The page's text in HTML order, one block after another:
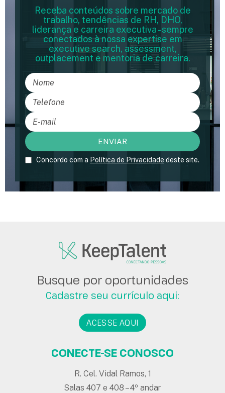
Receba conteúdos sobre mercado de
trabalho, tendências de RH, DHO,
liderança e carreira executiva - sempre
conectados à nossa expertise em
executive search, assessment,
outplacement e mentoria de carreira.
Concordo com a Política de Privacidade deste site.
Busque por oportunidades
Cadastre seu currículo aqui:
ACESSE AQUI
CONECTE-SE CONOSCO
R. Cel. Vidal Ramos, 1
Salas 407 e 408 – 4º andar